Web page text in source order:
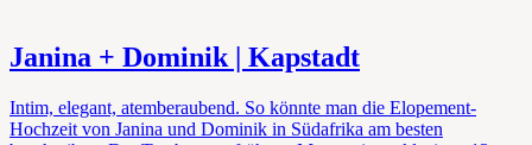
Janina + Dominik | Kapstadt
Intim, elegant, atemberaubend. So könnte man die Elopement-
Hochzeit von Janina und Dominik in Südafrika am besten